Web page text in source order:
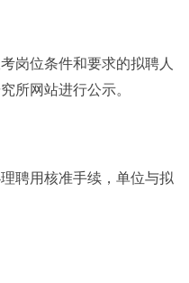
岗位条件和要求的拟聘人
所网站进行公示。
聘用核准手续，单位与拟